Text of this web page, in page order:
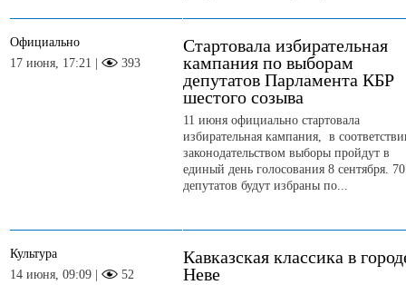
Официально
17 июня, 17:21 |
393
Стартовала избирательная
кампания по выборам
депутатов Парламента КБР
шестого созыва
11 июня официально стартовала
избирательная кампания, в
законодательством выборы пройдут в
единый день голосования 8 сентября. 70
депутатов будут избраны по...
Культура
14 июня, 09:09 |
52
Кавказская классика в
Неве